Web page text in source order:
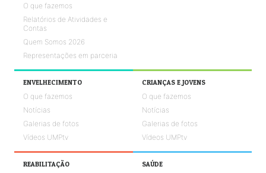
O que fazemos
Relatórios de Atividades e
Contas
Quem Somos 2026
Representações em parceria
ENVELHECIMENTO
O que fazemos
Notícias
Galerias de fotos
Vídeos UMPtv
CRIANÇAS E JOVENS
O que fazemos
Notícias
Galerias de fotos
Vídeos UMPtv
REABILITAÇÃO SAÚDE